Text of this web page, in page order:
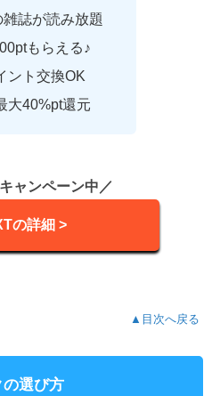
誌が読み放題
もらえる♪
ント交換OK
大40%pt還元
キャンペーン中／
の詳細 >
▲目次へ戻る
選び方